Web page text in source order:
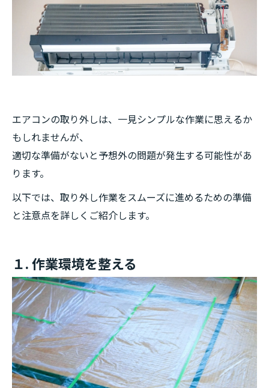
エアコンの取り外しは、一見シンプルな作業に思えるか
もしれませんが、
適切な準備がないと予想外の問題が発生する可能性があ
ります。
以下では、取り外し作業をスムーズに進めるための準備
と注意点を詳しくご紹介します。
１. 作業環境を整える